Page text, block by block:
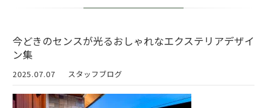
今どきのセンスが光るおしゃれなエクステリアデザイ
ン集
2025.07.07 スタッフブログ